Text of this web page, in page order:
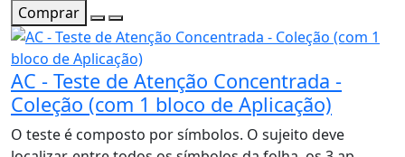
Comprar
AC - Teste de Atenção Concentrada -
Coleção (com 1 bloco de Aplicação)
O teste é composto por símbolos. O sujeito deve